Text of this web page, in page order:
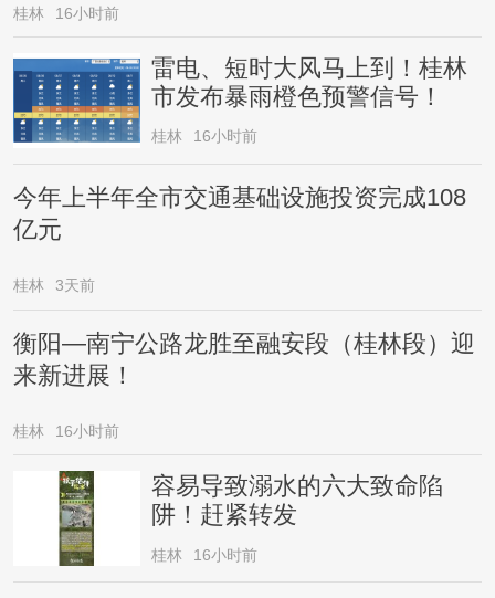
桂林 16小时前
雷电、短时大风马上到！桂林
市发布暴雨橙色预警信号！
桂林 16小时前
今年上半年全市交通基础设施投资完成108
亿元
桂林 3天前
衡阳—南宁公路龙胜至融安段（桂林段）迎
来新进展！
桂林 16小时前
容易导致溺水的六大致命陷
阱！赶紧转发
桂林 16小时前